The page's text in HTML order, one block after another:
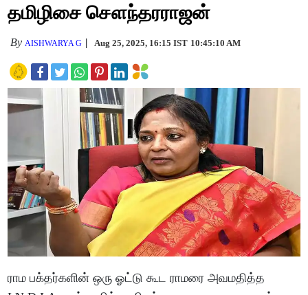
தமிழிசை சௌந்தரராஜன்
By AISHWARYA G Aug 25, 2025, 16:15 IST 10:45:10 AM
ராம பக்தர்களின் ஒரு ஓட்டு கூட ராமரை அவமதித்த